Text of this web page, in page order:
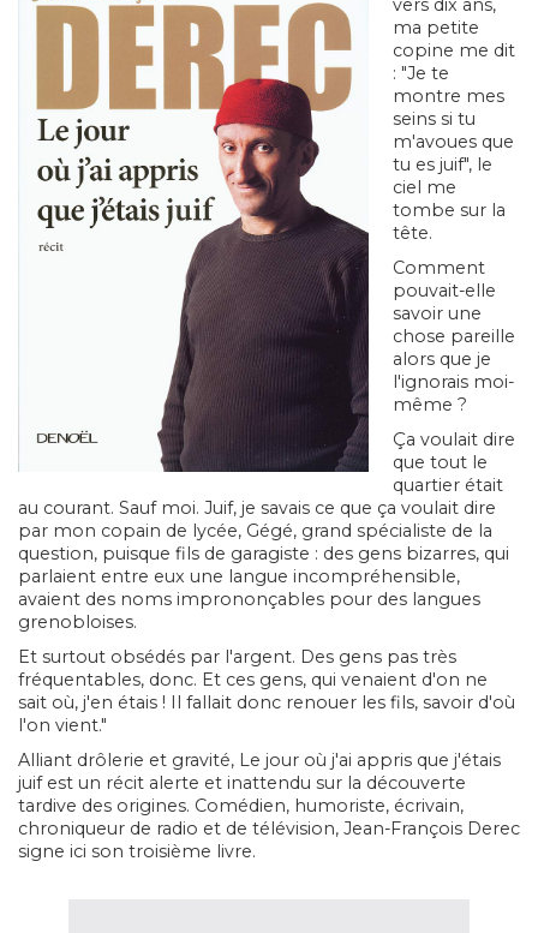
vers dix ans,
ma petite
copine me dit
: "Je te
montre mes
seins si tu
m'avoues que
tu es juif", le
ciel me
tombe sur la
tête.
Comment
pouvait-elle
savoir une
chose pareille
alors que je
l'ignorais moi-
même ?
Ça voulait dire
que tout le
quartier était
au courant. Sauf moi. Juif, je savais ce que ça voulait dire
par mon copain de lycée, Gégé, grand spécialiste de la
question, puisque fils de garagiste : des gens bizarres, qui
parlaient entre eux une langue incompréhensible,
avaient des noms imprononçables pour des langues
grenobloises.
Et surtout obsédés par l'argent. Des gens pas très
fréquentables, donc. Et ces gens, qui venaient d'on ne
sait où, j'en étais ! Il fallait donc renouer les fils, savoir d'où
l'on vient."
Alliant drôlerie et gravité, Le jour où j'ai appris que j'étais
juif est un récit alerte et inattendu sur la découverte
tardive des origines. Comédien, humoriste, écrivain,
chroniqueur de radio et de télévision, Jean-François Derec
signe ici son troisième livre.